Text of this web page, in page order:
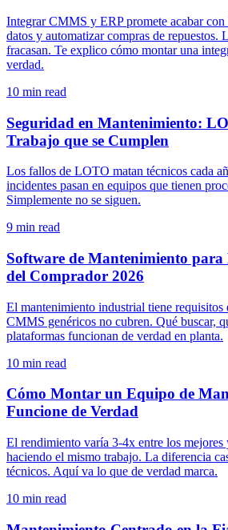
Integrar CMMS y ERP promete acabar con
datos y automatizar compras de repuestos.
fracasan. Te explico cómo montar una
verdad.
10 min read
Seguridad en Mantenimiento:
Trabajo que se Cumplen
Los fallos de LOTO matan técnicos cada
incidentes pasan en equipos que tienen
Simplemente no se siguen.
9 min read
Software de Mantenimiento
del Comprador 2026
El mantenimiento industrial tiene requisitos
CMMS genéricos no cubren. Qué buscar,
plataformas funcionan de verdad en planta.
10 min read
Cómo Montar un Equipo de
Funcione de Verdad
El rendimiento varía 3-4x entre los mejores
haciendo el mismo trabajo. La diferencia
técnicos. Aquí va lo que de verdad marca.
10 min read